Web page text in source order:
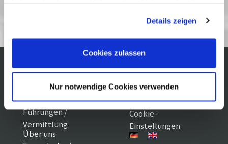
Cookies, wenn Sie unsere Webseite weiterhin nutzen.
Details zeigen
Cookies zulassen
Nur notwendige Cookies verwenden
Perspektive Deutsches Kino
Öffnungszeiten /
Preise
Führungen /
Vermittlung
Über uns
Sitemap
Datenschutz
Cookie-
Einstellungen